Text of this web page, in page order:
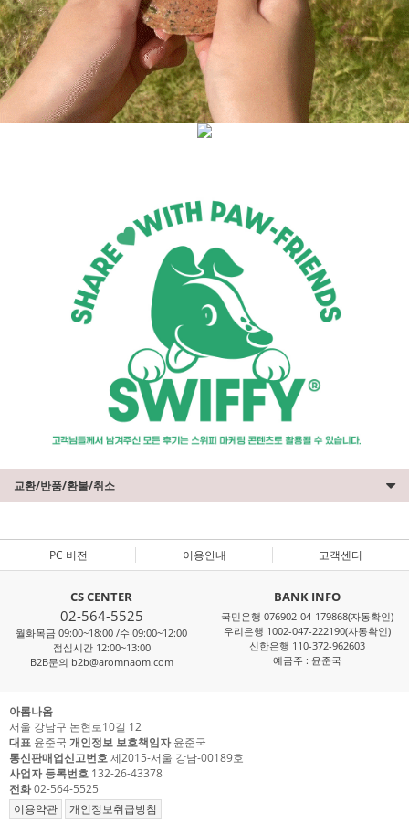
교환/반품/환불/취소
PC 버전 이용안내 고객센터
CS CENTER
02-564-5525
월화목금 09:00~18:00 /수 09:00~12:00
점심시간 12:00~13:00
B2B문의 b2b@aromnaom.com
BANK INFO
국민은행 076902-04-179868(자동확인)
우리은행 1002-047-222190(자동확인)
신한은행 110-372-962603
예금주 : 윤준국
아롬나옴
서울 강남구 논현로10길 12
대표 윤준국 개인정보 보호책임자윤준국
통신판매업신고번호제2015-서울 강남-00189호
사업자 등록번호 132-26-43378
전화02-564-5525
이용약관
개인정보취급방침